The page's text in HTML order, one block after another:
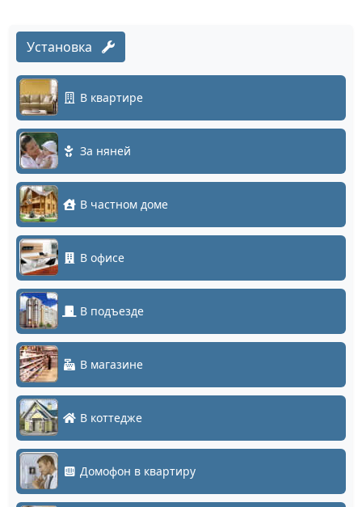
Установка
В квартире
За няней
В частном доме
В офисе
В подъезде
В магазине
В коттедже
Домофон в квартиру